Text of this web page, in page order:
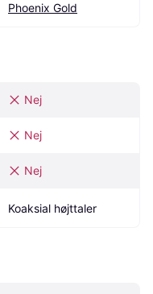
Phoenix Gold
Nej
Nej
Nej
Koaksial højttaler